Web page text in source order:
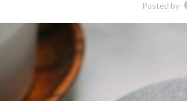
Posted by